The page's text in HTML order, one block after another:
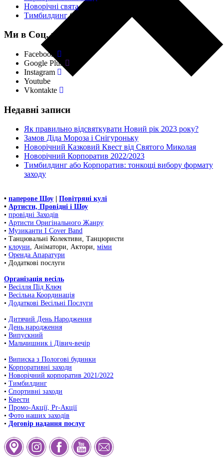
Новорічні свята(4)
Тимбилдинг(18)
Ми в Соц. мережах
Facebook
Google Plus
Instagram
Youtube
Vkontakte
Недавні записи
Як правильно відсвяткувати Новий рік 2023 року?
Замов Діда Мороза і Снігуроньку
Новорічний Казковий Квест від Святого Миколая
Новорічний Корпоратив 2022/2023
Тимбилдинг або Корпоратив: тонкощі вибору формату
заходу
• паперове Шоу
Повітряні кулі
• Артисти, Провідні і Шоу
• провідні Заходів
• Артисти Оригінального Жанру
• Музиканти І Cover Band
• Танцювальні Колективи, Танцюристи
• клоуни, Аніматори, Актори, міми
• Оренда Апаратури
• Додаткові послуги
Організація весіль
• Весілля Під Ключ
• Весільна Координація
• Додаткові Весільні Послуги
• Дитячий День Народження
• День народження
• Випускний
• Мальчишник і Дівич-вечір
• Виписка з Пологові будинки
• Корпоративні заходи
• Новорічний корпоратив 2021/2022
• Тимбилдинг
• Спортивні заходи
• Квести
• Промо-Акції, Pr-Акції
• Фото наших заходів
• Договір надання послуг